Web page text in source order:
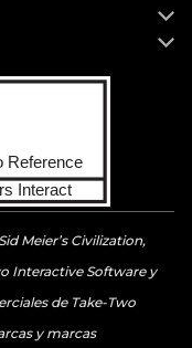
Meier’s Civilization,
Interactive Software y
de Take-Two
y marcas